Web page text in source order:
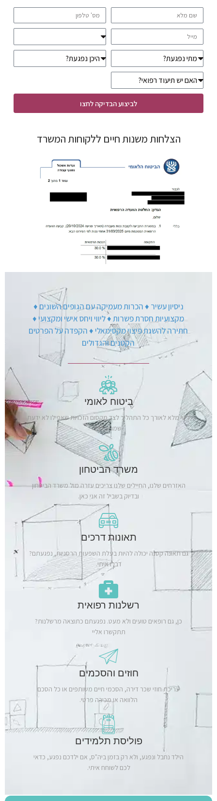
לביצוע הבדיקה לחצו
הצלחות משנות חיים ללקוחות המשרד
ניסיון עשיר ♦ הכרות מעמיקה עם הגופים השונים ♦
מקצועיות חסרת פשרות ♦ ליווי ויחס אישי ומקצועי ♦
חתירה להשגת פיצוי מקסימאלי ♦ הקפדה על הפרטים
הקטנים והגדולים​
ביטוח לאומי
ליווי מלא לאורך כל התהליך לצד מקסום הזכויות שאפילו לא ידעת
שמגיע לך.
משרד הביטחון
האזרחים שלנו, החיילים שלנו צריכים עזרה מול משרד הביטחון
ובדיוק בשביל זה אני כאן.
תאונות דרכים
גם תאונה קטנה יכולה להיות בעלת השפעות הרסניות, נפגעתם?
דברו איתי.
רשלנות רפואית
כן, גם רופאים טועים ולא מעט. נפגעתם כתוצאה מרשלנות?
תתקשרו אליי
חוזים והסכמים
עריכת חוזי שכר דירה, הסכמי חיים משותפים או כל הסכם
הלוואה או מכירה פרטי.
פוליסת תלמידים
הילד נחבל ונפגע, ולא רק בזמן ביה"ס, אם ילדכם נפגע, כדאי
לכם לשוחח איתי.